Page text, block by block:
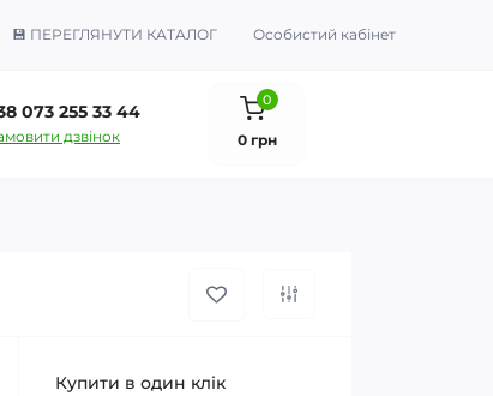
💾 ПЕРЕГЛЯНУТИ КАТАЛОГ Особистий кабінет
073 255 33 44
дзвінок
0
0 грн
Купити в один клік